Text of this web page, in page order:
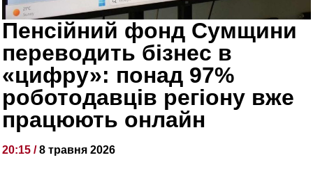
Пенсійний фонд Сумщини
переводить бізнес в
«цифру»: понад 97%
роботодавців регіону вже
працюють онлайн
20:15 /8 травня 2026